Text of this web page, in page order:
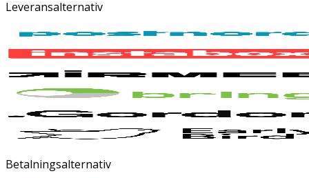
Leveransalternativ
Betalningsalternativ